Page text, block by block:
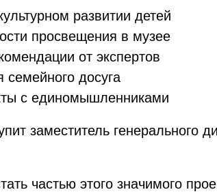
развитии детей
просвещения в музее
от экспертов
семейного досуга
с единомышленниками
заместитель генерального
частью этого значимого